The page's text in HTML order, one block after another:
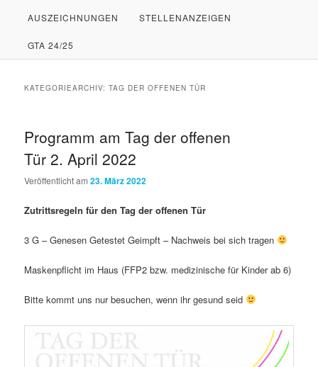
PRIMÄREN
INHALT
SPRINGEN
SEKUNDÄREN
INHALT
SPRINGEN
AUSZEICHNUNGEN STELLENANZEIGEN
GTA 24/25
KATEGORIEARCHIV:TAG DER OFFENEN TÜR
Programm am Tag der offenen
Tür 2. April 2022
Veröffentlicht am23. März 2022
Zutrittsregeln für den Tag der offenen Tür
3 G – Genesen Getestet Geimpft – Nachweis bei sich tragen
Maskenpflicht im Haus (FFP2 bzw. medizinische für Kinder ab 6)
Bitte kommt uns nur besuchen, wenn ihr gesund seid